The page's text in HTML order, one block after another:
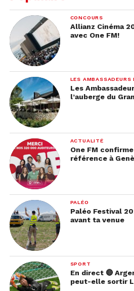
cet épisode, c’est un sentiment
bâclée par les showrunners et
scénaristique comparé aux
notamment au niveau du travail
J’ai les nerfs 😡
Venez on
saison 8 et on
recommence
bâcler la
de tous les
pic.twitter.com/
— ⚔LORD
CONCOURS
Allianz Cinéma
avec One FM!
LES AMBASSADEURS
Les
l’auberge du
ACTUALITÉ
One FM
référence à
PALÉO
Paléo Festival
avant ta venue
SPORT
En direct 🔴
peut-elle sortir